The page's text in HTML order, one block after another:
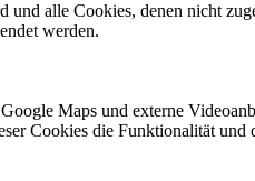
alle Cookies, denen nicht
werden.
Maps und externe
Cookies die Funktionalität